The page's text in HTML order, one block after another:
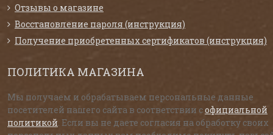
Отзывы о магазине
Восстановление пароля (инструкция)
Получение приобретенных сертификатов (инструкция)
ПОЛИТИКА МАГАЗИНА
Мы получаем и обрабатываем персональные данные
посетителей нашего сайта в соответствии софициальной
политикой . Если вы не даете согласия на обработку своих